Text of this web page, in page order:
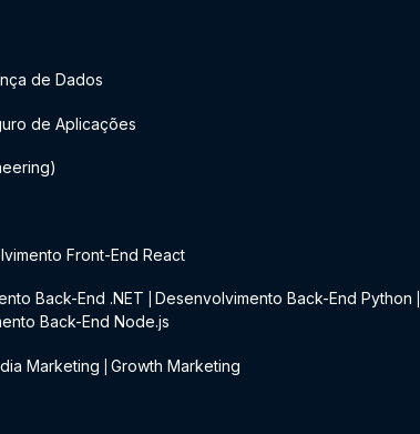
de Dados
de Aplicações
Front-End React
Back-End .NET Desenvolvimento Back-End Python
Back-End Node.js
Marketing Growth Marketing